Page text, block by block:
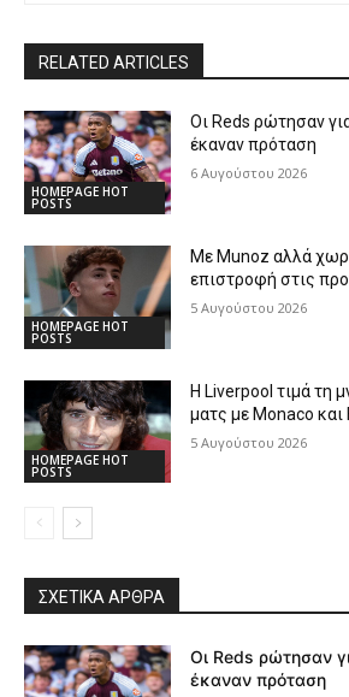
RELATED ARTICLES
HOMEPAGE HOT
POSTS
Οι Reds ρώτησαν
έκαναν πρόταση
6 Αυγούστου 2026
HOMEPAGE HOT
POSTS
Με Munoz αλλά
επιστροφή στις
5 Αυγούστου 2026
HOMEPAGE HOT
POSTS
Η Liverpool τιμά τη
ματς με Monaco και
5 Αυγούστου 2026
ΣΧΕΤΙΚΆ ΆΡΘΡΑ
Οι Reds ρώτησαν
έκαναν πρόταση